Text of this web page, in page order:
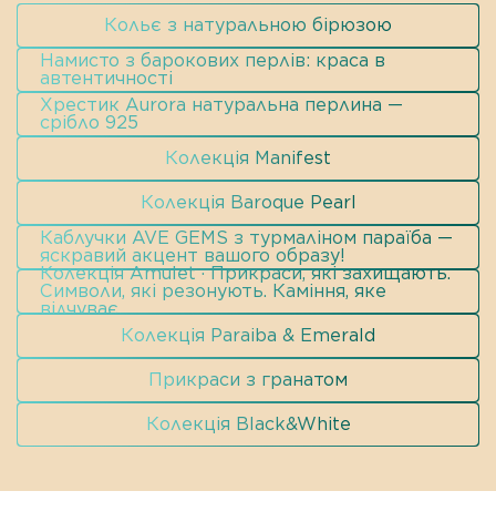
Кольє з натуральною бірюзою
Намисто з барокових перлів: краса в
автентичності
Хрестик Aurora натуральна перлина —
срібло 925
Колекція Manifest
Колекція Baroque Pearl
Каблучки AVE GEMS з турмаліном параїба —
яскравий акцент вашого образу!
Колекція Amulet · Прикраси, які захищають.
Символи, які резонують. Каміння, яке
відчуває.
Колекція Paraiba & Emerald
Прикраси з гранатом
Колекція Black&White